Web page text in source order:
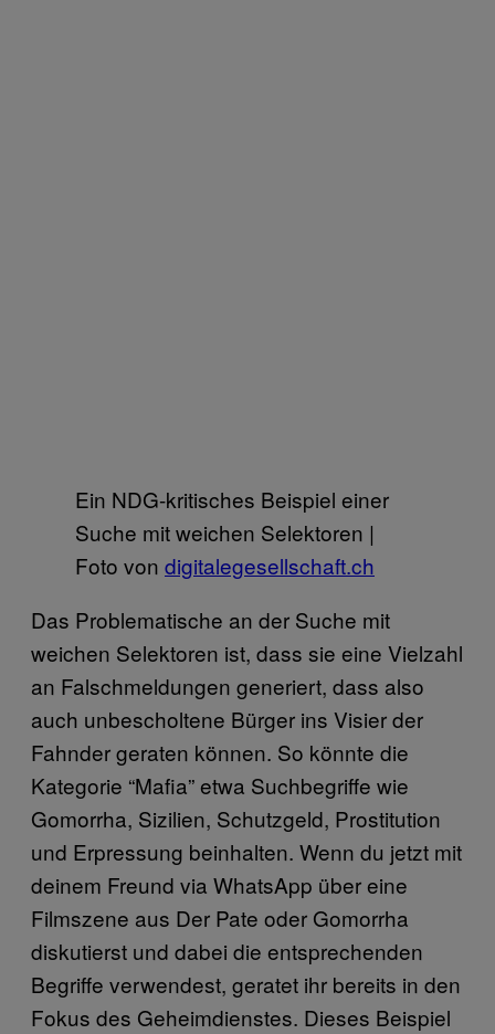
Ein NDG-kritisches Beispiel einer
Suche mit weichen Selektoren |
Foto von digitalegesellschaft.ch
Das Problematische an der Suche mit
weichen Selektoren ist, dass sie eine Vielzahl
an Falschmeldungen generiert, dass also
auch unbescholtene Bürger ins Visier der
Fahnder geraten können. So könnte die
Kategorie “Mafia” etwa Suchbegriffe wie
Gomorrha, Sizilien, Schutzgeld, Prostitution
und Erpressung beinhalten. Wenn du jetzt mit
deinem Freund via WhatsApp über eine
Filmszene aus Der Pate oder Gomorrha
diskutierst und dabei die entsprechenden
Begriffe verwendest, geratet ihr bereits in den
Fokus des Geheimdienstes. Dieses Beispiel